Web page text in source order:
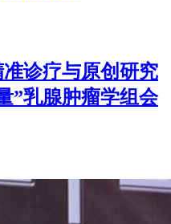
诊疗与原创研究
”乳腺肿瘤学组会